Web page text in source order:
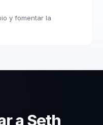
y fomentar la
a Seth